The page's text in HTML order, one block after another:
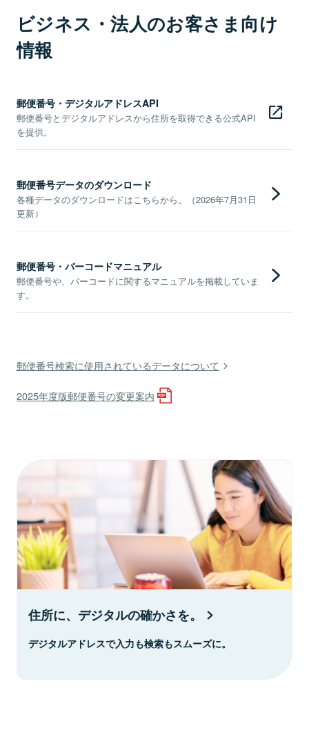
ビジネス・法人のお客さま向け
情報
郵便番号・デジタルアドレスAPI
郵便番号とデジタルアドレスから住所を取得できる公式API
を提供。
郵便番号データのダウンロード
各種データのダウンロードはこちらから。（2026年7月31日
更新）
郵便番号・バーコードマニュアル
郵便番号や、バーコードに関するマニュアルを掲載していま
す。
郵便番号検索に使用されているデータについて
2025年度版郵便番号の変更案内
住所に、デジタルの確かさを。
デジタルアドレスで入力も検索もスムーズに。